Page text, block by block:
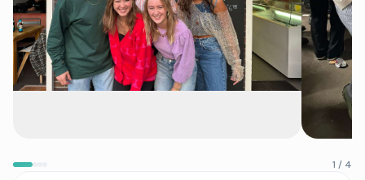
1 / 4